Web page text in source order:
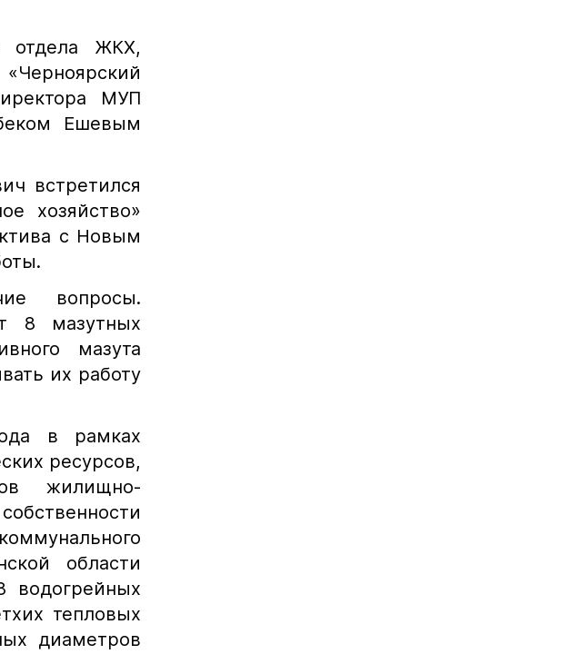
отдела ЖКХ,
МУП
Ешевым
встретился
хозяйство»
с Новым
вопросы.
8 мазутных
мазута
их работу
в рамках
ресурсов,
жилищно-
области
тепловых
диаметров